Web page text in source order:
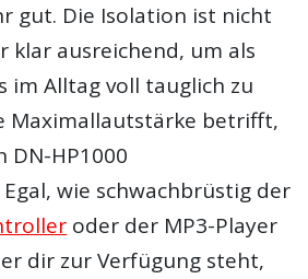
gut. Die Isolation ist nicht
klar ausreichend, um als
im Alltag voll tauglich zu
Maximallautstärke betrifft,
DN-HP1000
wie schwachbrüstig der
oder der MP3-Player
dir zur Verfügung steht,